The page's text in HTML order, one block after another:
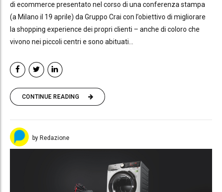
di ecommerce presentato nel corso di una conferenza stampa
(a Milano il 19 aprile) da Gruppo Crai con l’obiettivo di migliorare
la shopping experience dei propri clienti – anche di coloro che
vivono nei piccoli centri e sono abituati...
CONTINUE READING
by Redazione